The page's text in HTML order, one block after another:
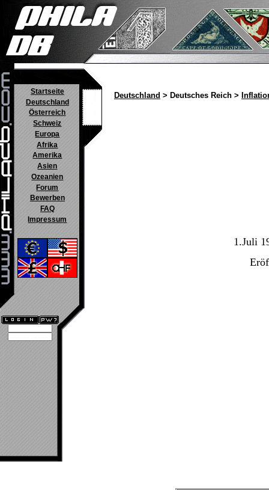
Startseite
Deutschland
Österreich
Schweiz
Europa
Afrika
Amerika
Asien
Ozeanien
Forum
Bewerben
FAQ
Impressum
Deutschland > Deutsches Reich >
1.Juli